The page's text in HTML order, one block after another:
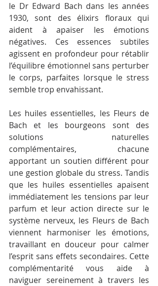
le Dr Edward Bach dans les années
1930, sont des élixirs floraux qui
aident à apaiser les émotions
négatives. Ces essences subtiles
agissent en profondeur pour rétablir
l’équilibre émotionnel sans perturber
le corps, parfaites lorsque le stress
semble trop envahissant.
Les huiles essentielles, les Fleurs de
Bach et les bourgeons sont des
solutions naturelles
complémentaires, chacune
apportant un soutien différent pour
une gestion globale du stress. Tandis
que les huiles essentielles apaisent
immédiatement les tensions par leur
parfum et leur action directe sur le
système nerveux, les Fleurs de Bach
viennent harmoniser les émotions,
travaillant en douceur pour calmer
l’esprit sans effets secondaires. Cette
complémentarité vous aide à
naviguer sereinement à travers les